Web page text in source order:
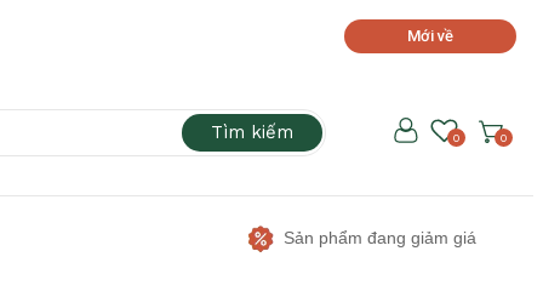
Tìm kiếm 0
0
Sản phẩm đang giảm giá
Mới về